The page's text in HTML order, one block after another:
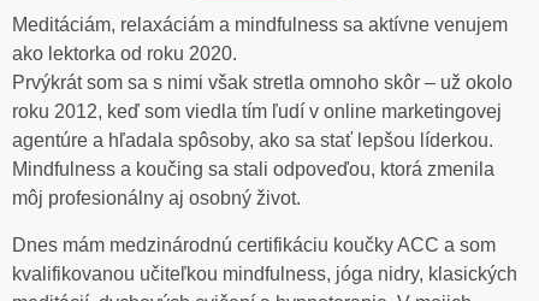
Meditáciám, relaxáciám a mindfulness sa aktívne venujem
ako lektorka od roku 2020.
Prvýkrát som sa s nimi však stretla omnoho skôr – už okolo
roku 2012, keď som viedla tím ľudí v online marketingovej
agentúre a hľadala spôsoby, ako sa stať lepšou líderkou.
Mindfulness a koučing sa stali odpoveďou, ktorá zmenila
môj profesionálny aj osobný život.
Dnes mám medzinárodnú certifikáciu koučky ACC a som
kvalifikovanou učiteľkou mindfulness, jóga nidry, klasických